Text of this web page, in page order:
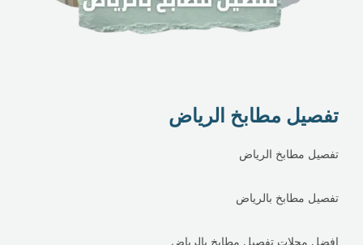
تفصيل مطابخ الرياض
تفصيل مطابخ الرياض
تفصيل مطابخ بالرياض
افضل محلات تفصيل مطابخ بالرياض